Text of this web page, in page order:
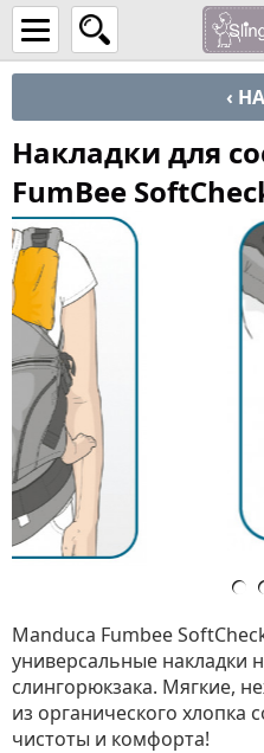
‹
Накладки для
FumBee
Manduca Fumbee
универсальные накладки
слингорюкзака. Мягкие,
из органического хлопка
чистоты и комфорта!